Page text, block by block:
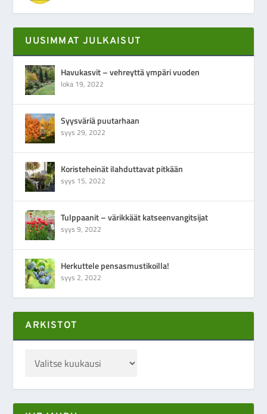
UUSIMMAT JULKAISUT
Havukasvit – vehreyttä ympäri vuoden
loka 19, 2022
Syysväriä puutarhaan
syys 29, 2022
Koristeheinät ilahduttavat pitkään
syys 15, 2022
Tulppaanit – värikkäät katseenvangitsijat
syys 9, 2022
Herkuttele pensasmustikoilla!
syys 2, 2022
ARKISTOT